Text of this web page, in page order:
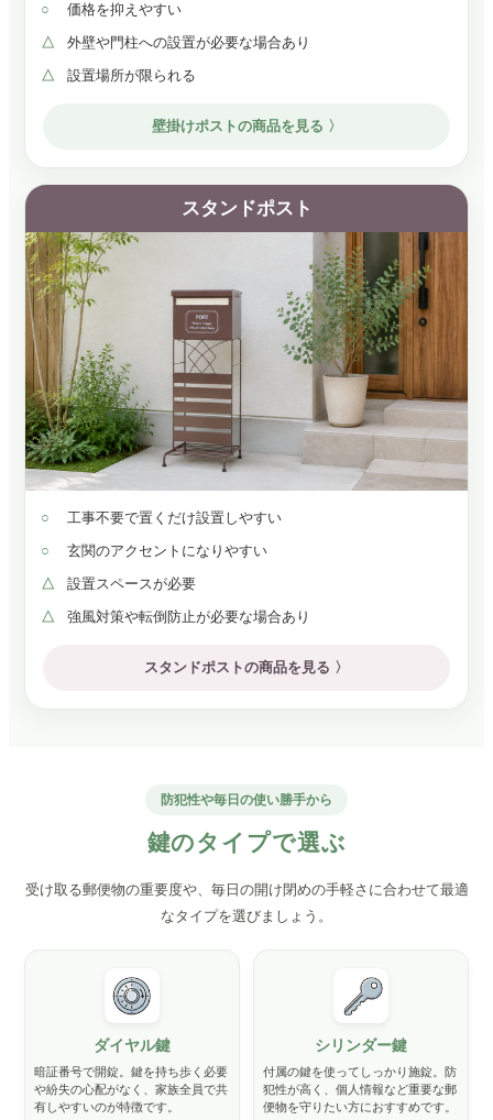
価格を抑えやすい
外壁や門柱への設置が必要な場合あり
設置場所が限られる
壁掛けポストの商品を見る 〉
スタンドポスト
工事不要で置くだけ設置しやすい
玄関のアクセントになりやすい
設置スペースが必要
強風対策や転倒防止が必要な場合あり
スタンドポストの商品を見る 〉
防犯性や毎日の使い勝手から
鍵のタイプで選ぶ
受け取る郵便物の重要度や、毎日の開け閉めの手軽さに合わせて最適
なタイプを選びましょう。
ダイヤル鍵
暗証番号で開錠。鍵を持ち歩く必要
や紛失の心配がなく、家族全員で共
有しやすいのが特徴です。
シリンダー鍵
付属の鍵を使ってしっかり施錠。防
犯性が高く、個人情報など重要な郵
便物を守りたい方におすすめです。